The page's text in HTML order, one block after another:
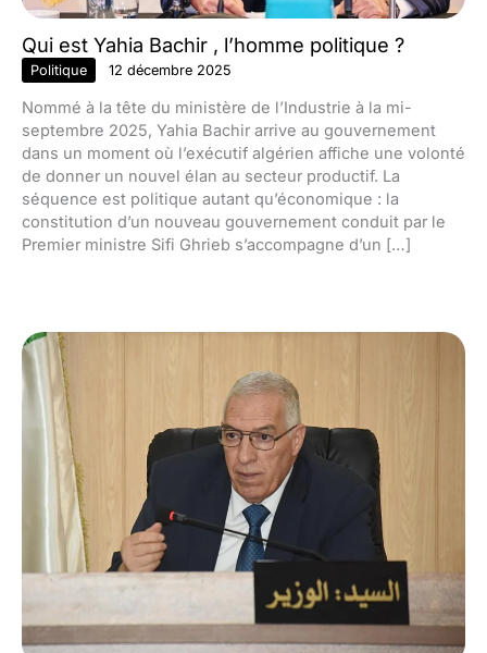
Qui est Yahia Bachir , l’homme politique ?
Politique 12 décembre 2025
Nommé à la tête du ministère de l’Industrie à la mi-
septembre 2025, Yahia Bachir arrive au gouvernement
dans un moment où l’exécutif algérien affiche une volonté
de donner un nouvel élan au secteur productif. La
séquence est politique autant qu’économique : la
constitution d’un nouveau gouvernement conduit par le
Premier ministre Sifi Ghrieb s’accompagne d’un […]